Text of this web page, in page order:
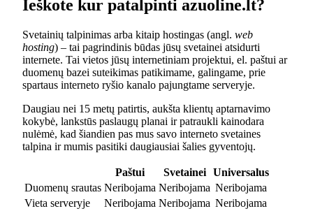
Ieškote kur patalpinti azuoline.lt?
Svetainių talpinimas arba kitaip hostingas (angl. web
hosting) – tai pagrindinis būdas jūsų svetainei atsidurti
internete. Tai vietos jūsų internetiniam projektui, el. paštui ar
duomenų bazei suteikimas patikimame, galingame, prie
spartaus interneto ryšio kanalo pajungtame serveryje.
Daugiau nei 15 metų patirtis, aukšta klientų aptarnavimo
kokybė, lankstūs paslaugų planai ir patraukli kainodara
nulėmė, kad šiandien pas mus savo interneto svetaines
talpina ir mumis pasitiki daugiausiai šalies gyventojų.
Paštui Svetainei
Universalus
Duomenų srautas Neribojama Neribojama Neribojama
Vieta serveryje
Neribojama Neribojama Neribojama